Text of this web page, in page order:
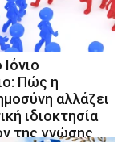
Πώς η
αλλάζει
ιδιοκτησία
της γνώσης